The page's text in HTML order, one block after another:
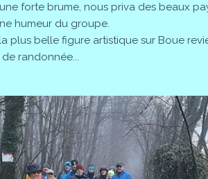
forte brume, nous priva des beaux
humeur du groupe.
plus belle figure artistique sur Boue
randonnée...